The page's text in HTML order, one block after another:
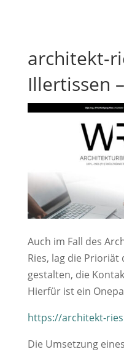
architekt-
Illertissen –
Auch im Fall des
Ries, lag die Prioriät
gestalten, die
Hierfür ist ein
https://architekt-
Die Umsetzung